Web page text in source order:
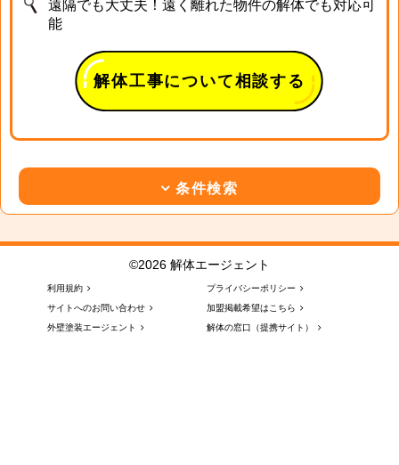
遠隔でも大丈夫！遠く離れた物件の解体でも対応可
能
解体工事について相談する
条件検索
©2026 解体エージェント
利用規約
プライバシーポリシー
サイトへのお問い合わせ
加盟掲載希望はこちら
外壁塗装エージェント
解体の窓口（提携サイト）